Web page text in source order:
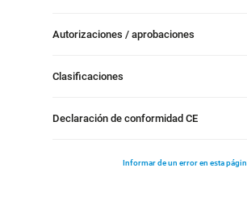
Autorizaciones / aprobaciones
Clasificaciones
Declaración de conformidad CE
Informar de un error en esta